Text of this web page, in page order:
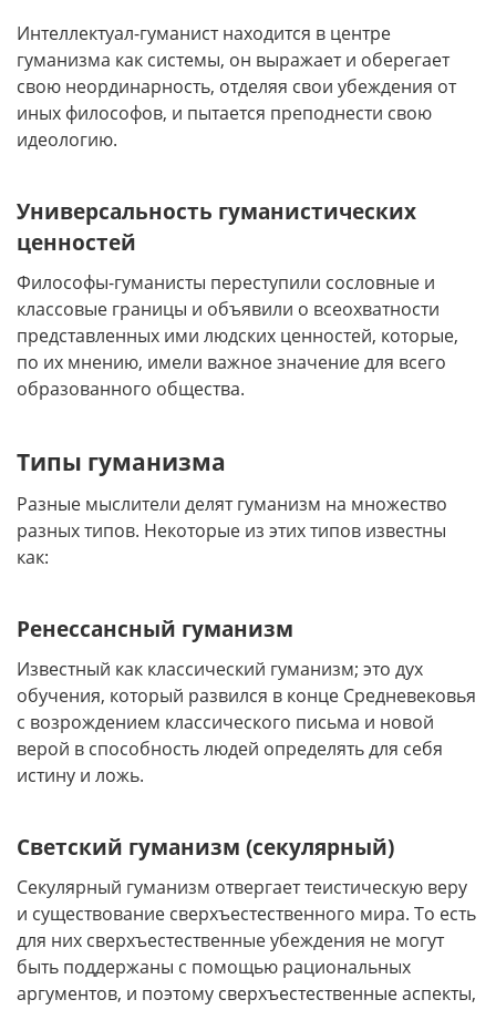
Интеллектуал-гуманист находится в центре
гуманизма как системы, он выражает и оберегает
свою неординарность, отделяя свои убеждения от
иных философов, и пытается преподнести свою
идеологию.
Универсальность гуманистических
ценностей
Философы-гуманисты переступили сословные и
классовые границы и объявили о всеохватности
представленных ими людских ценностей, которые,
по их мнению, имели важное значение для всего
образованного общества.
Типы гуманизма
Разные мыслители делят гуманизм на множество
разных типов. Некоторые из этих типов известны
как:
Ренессансный гуманизм
Известный как классический гуманизм; это дух
обучения, который развился в конце Средневековья
с возрождением классического письма и новой
верой в способность людей определять для себя
истину и ложь.
Светский гуманизм (секулярный)
Секулярный гуманизм отвергает теистическую веру
и существование сверхъестественного мира. То есть
для них сверхъестественные убеждения не могут
быть поддержаны с помощью рациональных
аргументов, и поэтому сверхъестественные аспекты,